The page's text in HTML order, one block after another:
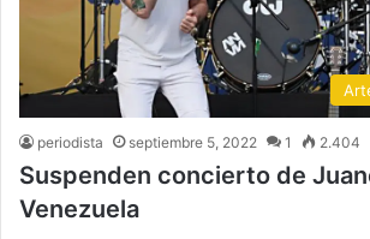
periodista septiembre 5, 2022 1 2.404
Suspenden concierto de
Venezuela